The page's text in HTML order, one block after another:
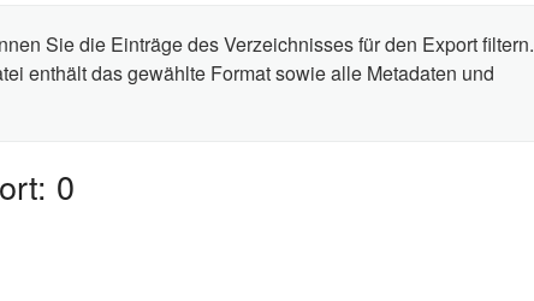
Sie die Einträge des Verzeichnisses für den Export filtern.
enthält das gewählte Format sowie alle Metadaten und
0